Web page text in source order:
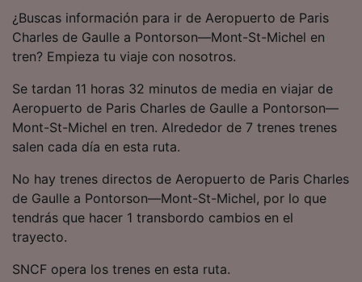
¿Buscas información para ir de Aeropuerto de Paris
Charles de Gaulle a Pontorson—Mont-St-Michel en
tren? Empieza tu viaje con nosotros.
Se tardan 11 horas 32 minutos de media en viajar de
Aeropuerto de Paris Charles de Gaulle a Pontorson—
Mont-St-Michel en tren. Alrededor de 7 trenes trenes
salen cada día en esta ruta.
No hay trenes directos de Aeropuerto de Paris Charles
de Gaulle a Pontorson—Mont-St-Michel, por lo que
tendrás que hacer 1 transbordo cambios en el
trayecto.
SNCF opera los trenes en esta ruta.
precisa. Analizar activamente las
características del dispositivo para su
identificación. Almacenar la información en un
dispositivo y/o acceder a ella. Publicidad y
publicidad y contenido, investigación de
audiencia y desarrollo de servicios.
Lista de asociados (proveedores)